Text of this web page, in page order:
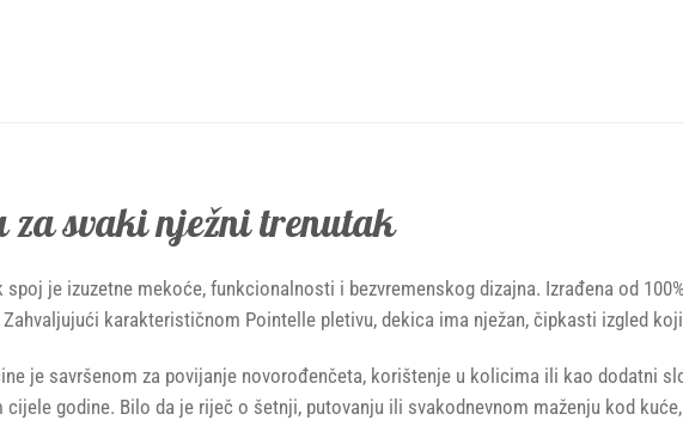
za svaki nježni trenutak
je izuzetne mekoće, funkcionalnosti i bezvremenskog dizajna. Izrađena od
karakterističnom Pointelle pletivu, dekica ima nježan, čipkasti izgled
je savršenom za povijanje novorođenčeta, korištenje u kolicima ili kao dodatni
godine. Bilo da je riječ o šetnji, putovanju ili svakodnevnom maženju kod